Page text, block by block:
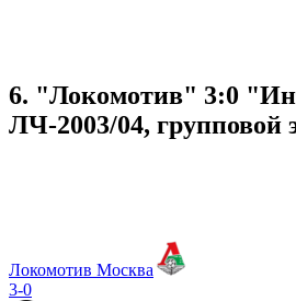
6. "Локомотив" 3:0
ЛЧ-2003/04, групповой
Локомотив Москва
3-0